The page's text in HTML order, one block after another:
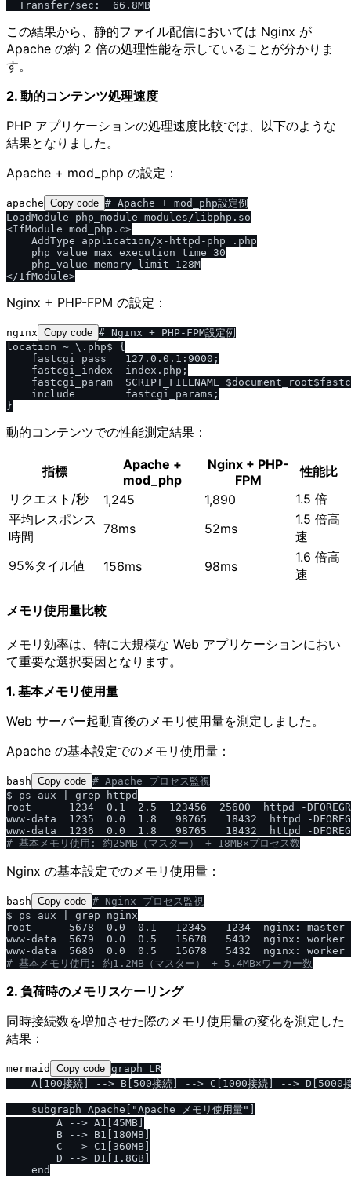
この結果から、静的ファイル配信においては Nginx が
Apache の約 2 倍の処理性能を示していることが分かりま
す。
2. 動的コンテンツ処理速度
PHP アプリケーションの処理速度比較では、以下のような
結果となりました。
Apache + mod_php の設定：
apache Copy code # Apache + mod_php設定例
LoadModule php_module modules/libphp.so
<IfModule mod_php.c>
    AddType application/x-httpd-php .php
    php_value max_execution_time 30
    php_value memory_limit 128M
Nginx + PHP-FPM の設定：
nginx Copy code # Nginx + PHP-FPM設定例
location ~ \.php$ {
    fastcgi_pass   127.0.0.1:9000;
    fastcgi_index  index.php;
fastcgi_param  SCRIPT_FILENAME
    include        fastcgi_params;
動的コンテンツでの性能測定結果：
指標
Apache +
mod_php
Nginx + PHP-
FPM
性能比
リクエスト/秒
1,245 1,890
1.5 倍
平均レスポンス
時間
78ms 52ms
1.5 倍高
速
95%タイル値
156ms 98ms
1.6 倍高
速
メモリ使用量比較
メモリ効率は、特に大規模な Web アプリケーションにおい
て重要な選択要因となります。
1. 基本メモリ使用量
Web サーバー起動直後のメモリ使用量を測定しました。
Apache の基本設定でのメモリ使用量：
bash Copy code # Apache プロセス監視
$ ps aux | grep httpd
root      1234  0.1  2.5  123456  25600  httpd -
www-data  1235  0.0  1.8   98765   18432  httpd -
# 基本メモリ使用: 約25MB（マスター） + 18MB×プロセス数
Nginx の基本設定でのメモリ使用量：
bash Copy code # Nginx プロセス監視
$ ps aux | grep nginx
root      5678  0.0  0.1   12345   1234  nginx: master
www-data  5679  0.0  0.5   15678   5432  nginx: worker
# 基本メモリ使用: 約1.2MB（マスター） + 5.4MB×ワーカー数
2. 負荷時のメモリスケーリング
同時接続数を増加させた際のメモリ使用量の変化を測定した
結果：
mermaid Copy code graph LR
A[100接続] --> B[500接続] --> C[1000接続] --> D[5000
    subgraph Apache["Apache メモリ使用量"]
        A --> A1[45MB]
        B --> B1[180MB]
        C --> C1[360MB]
        D --> D1[1.8GB]
    end